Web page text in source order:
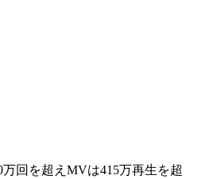
回を超えMVは415万再生を超